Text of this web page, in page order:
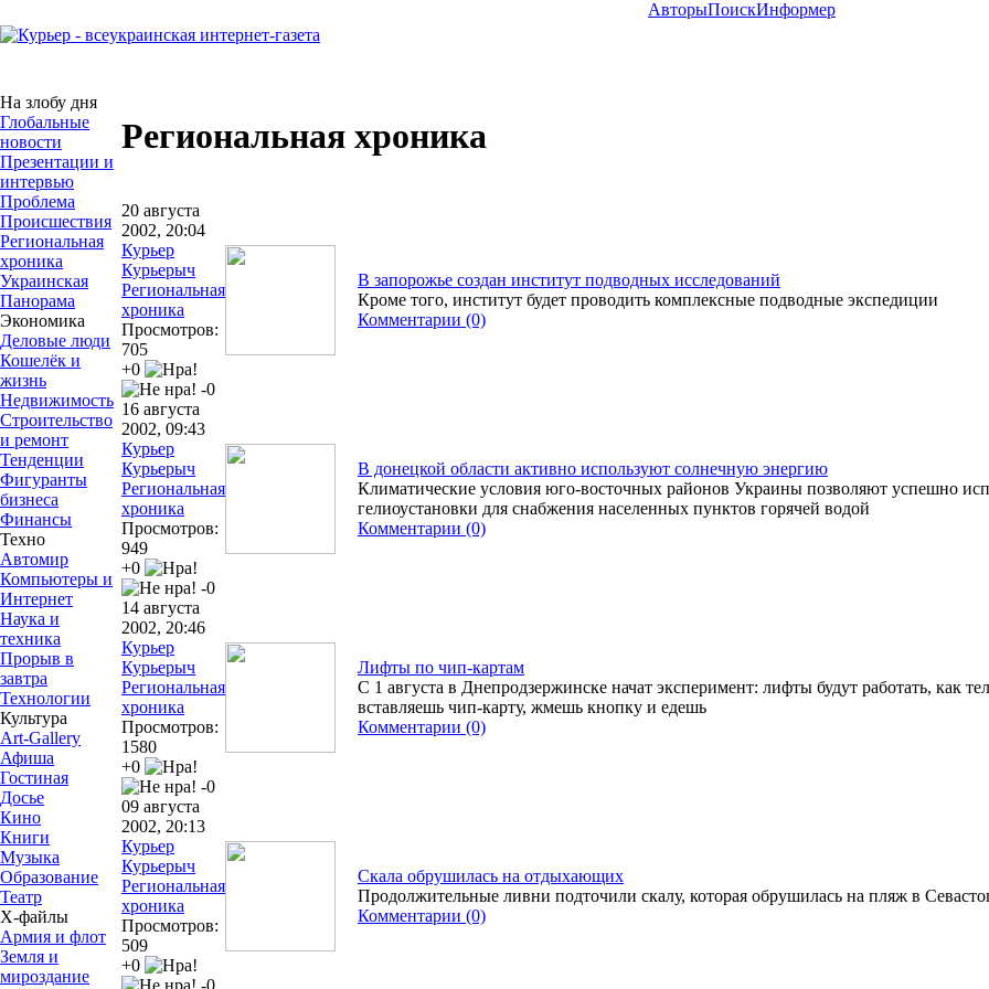
АвторыПоискИнформер
На злобу дня
Глобальные
новости
Презентации и
интервью
Проблема
Происшествия
Региональная
хроника
Украинская
Панорама
Экономика
Деловые люди
Кошелёк и
жизнь
Недвижимость
Строительство
и ремонт
Тенденции
Фигуранты
бизнеса
Финансы
Техно
Автомир
Компьютеры и
Интернет
Наука и
техника
Прорыв в
завтра
Технологии
Культура
Art-Gallery
Афиша
Гостиная
Досье
Кино
Книги
Музыка
Образование
Театр
Х-файлы
Армия и флот
Земля и
мироздание
Региональная хроника
20 августа
2002, 20:04
Курьер
Курьерыч
Региональная
хроника
Просмотров:
705
+0
-0
В запорожье создан институт подводных исследований
Кроме того, институт будет проводить комплексные подводные экспедиции
Комментарии (0)
16 августа
2002, 09:43
Курьер
Курьерыч
Региональная
хроника
Просмотров:
949
+0
-0
В донецкой области активно используют солнечную энергию
Климатические условия юго-восточных районов Украины позволяют успешно
гелиоустановки для снабжения населенных пунктов горячей водой
Комментарии (0)
14 августа
2002, 20:46
Курьер
Курьерыч
Региональная
хроника
Просмотров:
1580
+0
-0
Лифты по чип-картам
С 1 августа в Днепродзержинске начат эксперимент: лифты будут работать, как
вставляешь чип-карту, жмешь кнопку и едешь
Комментарии (0)
09 августа
2002, 20:13
Курьер
Курьерыч
Региональная
хроника
Просмотров:
509
+0
-0
Скала обрушилась на отдыхающих
Продолжительные ливни подточили скалу, которая обрушилась на пляж в
Комментарии (0)